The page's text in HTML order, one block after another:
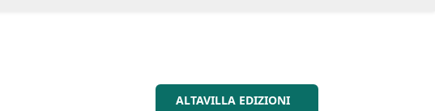
ALTAVILLA EDIZIONI